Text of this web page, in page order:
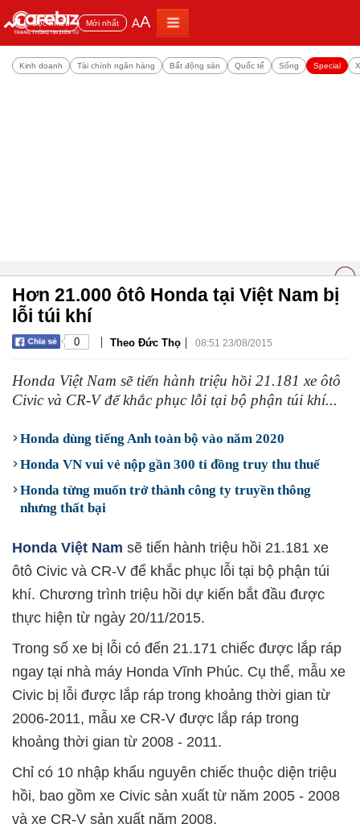
Đọc nhiều Mới nhất AA
Kinh doanh Tài chính ngân hàng Bất động sản Quốc tế Sống Special
Hơn 21.000 ôtô Honda tại Việt Nam bị
lỗi túi khí
0 | Theo Đức Thọ | 08:51 23/08/2015
Honda Việt Nam sẽ tiến hành triệu hồi 21.181 xe ôtô
Civic và CR-V để khắc phục lỗi tại bộ phận túi khí...
Honda dùng tiếng Anh toàn bộ vào năm 2020
Honda VN vui vẻ nộp gần 300 tỉ đồng truy thu thuế
Honda từng muốn trở thành công ty truyền thông
nhưng thất bại
Honda Việt Nam sẽ tiến hành triệu hồi 21.181 xe
ôtô Civic và CR-V để khắc phục lỗi tại bộ phận túi
khí. Chương trình triệu hồi dự kiến bắt đầu được
thực hiện từ ngày 20/11/2015.
Trong số xe bị lỗi có đến 21.171 chiếc được lắp ráp
ngay tại nhà máy Honda Vĩnh Phúc. Cụ thể, mẫu xe
Civic bị lỗi được lắp ráp trong khoảng thời gian từ
2006-2011, mẫu xe CR-V được lắp ráp trong
khoảng thời gian từ 2008 - 2011.
Chỉ có 10 nhập khẩu nguyên chiếc thuộc diện triệu
hồi, bao gồm xe Civic sản xuất từ năm 2005 - 2008
và xe CR-V sản xuất năm 2008.